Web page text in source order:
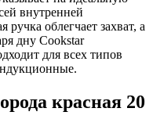
внутренней
облегчает захват, а
дну Cookstar
для всех типов
красная 20